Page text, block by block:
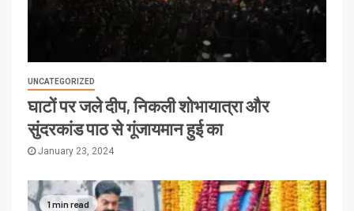
UNCATEGORIZED
घाटों पर जले दीप, निकली शोभायात्रा और
सुंदरकांड पाठ से गूंजायमान हुई का
January 23, 2024
1 min read